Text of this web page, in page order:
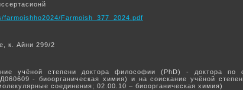
Farmoish_377_2024.pdf
к. Айни 299/2
учёной степени доктора философии (PhD) - доктора
- биоорганическая химия) и на соискание учёной
соединения; 02.00.10 – биоорганическая химия)